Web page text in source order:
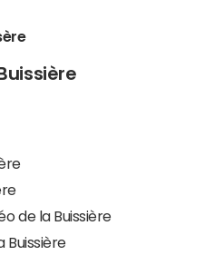
de la Buissière
Buissière